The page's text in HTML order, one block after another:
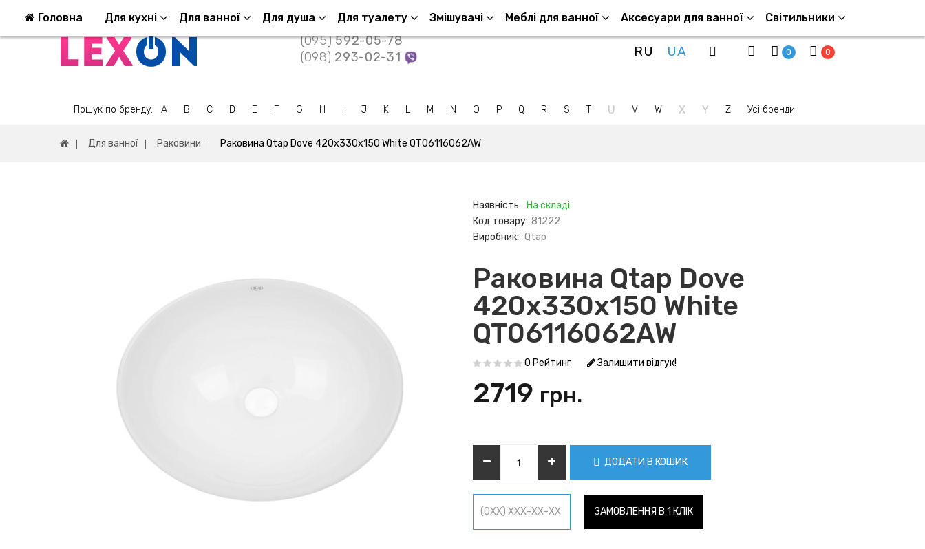
(095)592-05-78
(098) 293-02-31 RU UA 0 0
Головна Для кухні Для ванної Для душа Для туалету Змішувачі Меблі для ванної Аксесуари для ванної Світильники
Пошук по бренду: A B C D E F G H J K L M N O P Q R S T U V W X Y Z Усі бренди
Для ванної Раковини Раковина Qtap Dove 420x330x150 White QT06116062AW
Наявність:
На складі
Код товару: 81222
Виробник: Qtap
Раковина Qtap Dove
420x330x150 White
QT06116062AW
0 Рейтинг Залишити відгук!
2719 грн.
ДОДАТИ В КОШИК
ЗАМОВЛЕННЯ В 1 КЛІК